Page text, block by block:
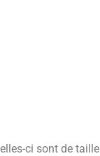
ci sont de taille